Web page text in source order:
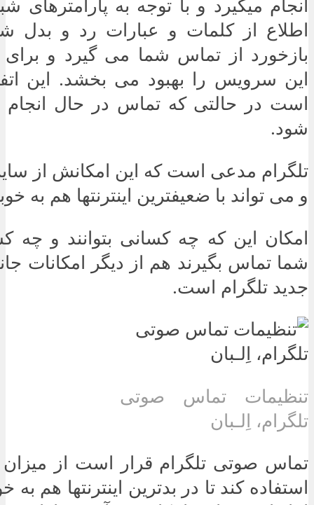
انجام میگیرد و با توجه به پارامترهای
اطلاع از کلمات و عبارات رد و بدل
بازخورد از تماس شما می گیرد و
این سرویس را بهبود می بخشد. این
است در حالتی که تماس در حال انجام
شود.
تلگرام مدعی است که این امکانش از سایر
و می تواند با ضعیفترین اینترنتها هم به
امکان این که چه کسانی بتوانند و چه
شما تماس بگیرند هم از دیگر امکانات
جدید تلگرام است.
تنظیمات تماس صوتی
تلگرام، اِلـبان
تماس صوتی تلگرام قرار است از
استفاده کند تا در بدترین اینترنتها هم